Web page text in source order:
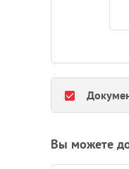
Вы можете